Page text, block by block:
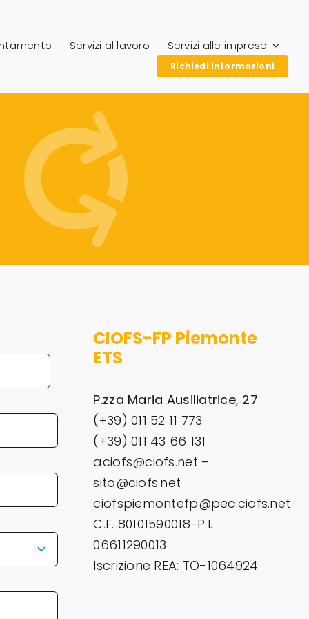
Servizi al lavoro Servizi alle imprese
Richiedi informazioni
CIOFS-FP Piemonte
ETS
P.zza Maria Ausiliatrice, 27
(+39) 011 52 11 773
(+39) 011 43 66 131
aciofs@ciofs.net –
sito@ciofs.net
ciofspiemontefp@pec.ciofs.net
C.F. 80101590018-P.I.
06611290013
Iscrizione REA: TO-1064924